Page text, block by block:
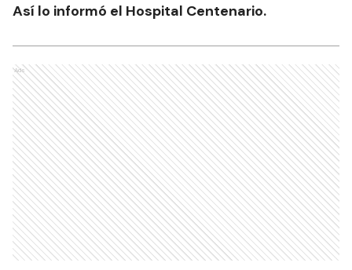
Así lo informó el Hospital Centenario.
Ads